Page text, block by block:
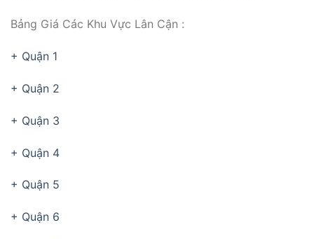
Bảng Giá Các Khu Vực Lân Cận :
+ Quận 1
+ Quận 2
+ Quận 3
+ Quận 4
+ Quận 5
+ Quận 6